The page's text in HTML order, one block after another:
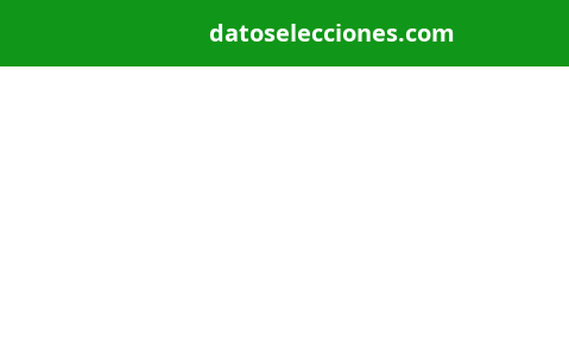
datoselecciones.com